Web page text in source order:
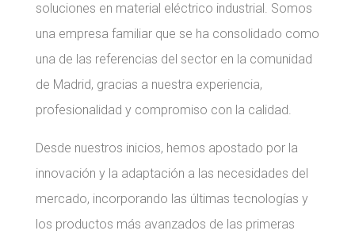
soluciones en material eléctrico industrial. Somos
una empresa familiar que se ha consolidado como
una de las referencias del sector en la comunidad
de Madrid, gracias a nuestra experiencia,
profesionalidad y compromiso con la calidad.
Desde nuestros inicios, hemos apostado por la
innovación y la adaptación a las necesidades del
mercado, incorporando las últimas tecnologías y
los productos más avanzados de las primeras